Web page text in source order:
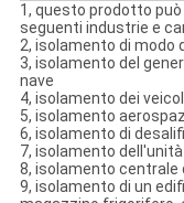
1, questo prodotto
seguenti industrie e
2, isolamento di modo
3, isolamento del
nave
4, isolamento dei
5, isolamento
6, isolamento di
7, isolamento
8, isolamento centrale
9, isolamento di un